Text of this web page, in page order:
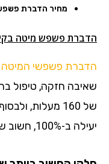
מחיר הדברת פשפש
הדברת פשפש מיטה
הדברת פשפשי המיטה
שאיבה חזקה, טיפול
של 160 מעלות,
יעילה ב-100%, חשוב שהלקוח יכין את השטח מראש.